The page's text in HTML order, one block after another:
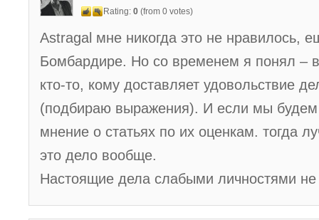
Rating: 0 (from 0 votes)
Astragal мне никогда это не нравилось,
Бомбардире. Но со временем я понял –
кто-то, кому доставляет удовольствие
(подбираю выражения). И если мы
мнение о статьях по их оценкам. тогда
это дело вообще.
Настоящие дела слабыми личностями